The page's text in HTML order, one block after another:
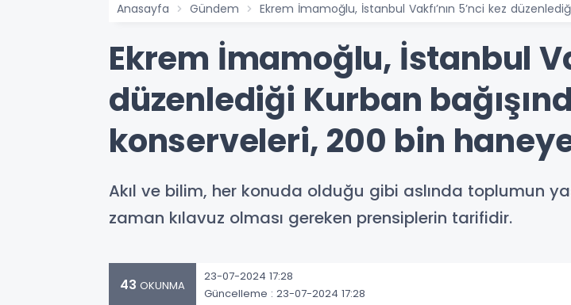
Anasayfa Gündem Ekrem İmamoğlu, İstanbul Vakfı’nın 5’nci kez
Ekrem İmamoğlu, İstanbul
düzenlediği Kurban
konserveleri, 200 bin
Akıl ve bilim, her konuda olduğu gibi aslında toplumun
zaman kılavuz olması gereken prensiplerin tarifidir.
43 OKUNMA
23-07-2024 17:28
Güncelleme : 23-07-2024 17:28